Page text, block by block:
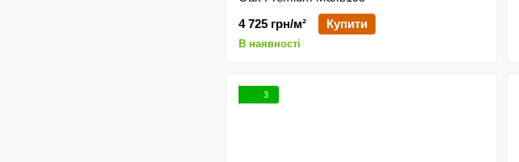
4 725 грн/м²
Купити
В наявності
3